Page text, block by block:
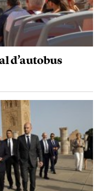
d’autobus